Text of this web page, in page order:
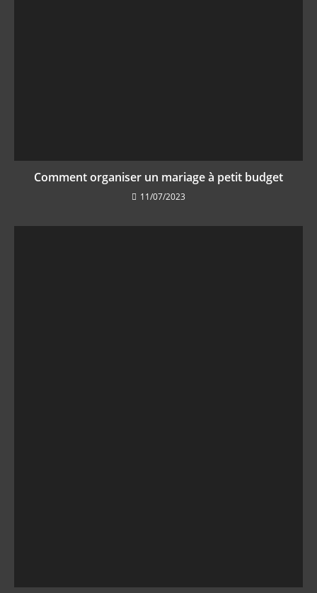
Comment organiser un mariage à petit budget
11/07/2023